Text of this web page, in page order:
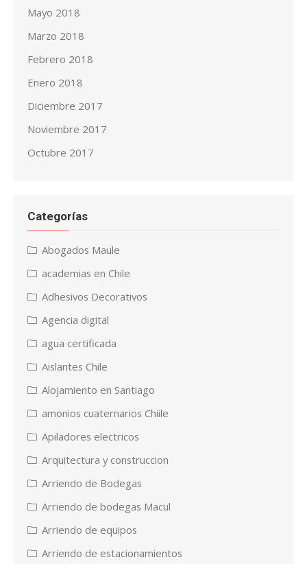
Mayo 2018
Marzo 2018
Febrero 2018
Enero 2018
Diciembre 2017
Noviembre 2017
Octubre 2017
Categorías
Abogados Maule
academias en Chile
Adhesivos Decorativos
Agencia digital
agua certificada
Aislantes Chile
Alojamiento en Santiago
amonios cuaternarios Chiile
Apiladores electricos
Arquitectura y construccion
Arriendo de Bodegas
Arriendo de bodegas Macul
Arriendo de equipos
Arriendo de estacionamientos